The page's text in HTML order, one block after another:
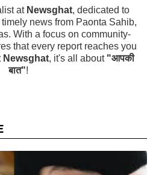
at Newsghat, dedicated to
news from Paonta Sahib,
With a focus on community-
that every report reaches you
Newsghat, it's all about "आपकी
बात"!